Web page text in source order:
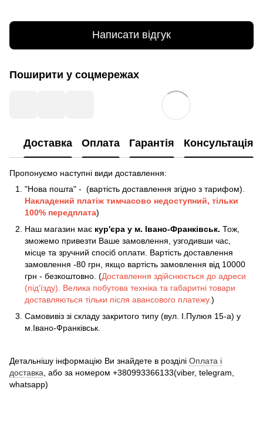
Написати відгук
Поширити у соцмережах
Доставка Оплата Гарантія Консультація
Пропонуємо наступні види доставлення:
"Нова пошта" - (вартість доставлення згідно з тарифом).
Накладений платіж тимчасово недоступний, тільки
100% передплата)
Наш магазин має кур'єра у м. Івано-Франківськ. Тож,
зможемо привезти Ваше замовлення, узгодивши час,
місце та зручний спосіб оплати. Вартість доставлення
замовлення -80 грн, якщо вартість замовлення від 10000
грн - безкоштовно. (Доставлення здійснюється до адреси
(під'їзду). Велика побутова техніка та габаритні товари
доставляються тільки після авансового платежу.)
Самовивіз зі складу закритого типу (вул. І.Пулюя 15-а) у
м.Івано-Франківськ.
Детальнішу інформацію Ви знайдете в розділі Оплата і
доставка , або за номером +380993366133(viber, telegram,
whatsapp)